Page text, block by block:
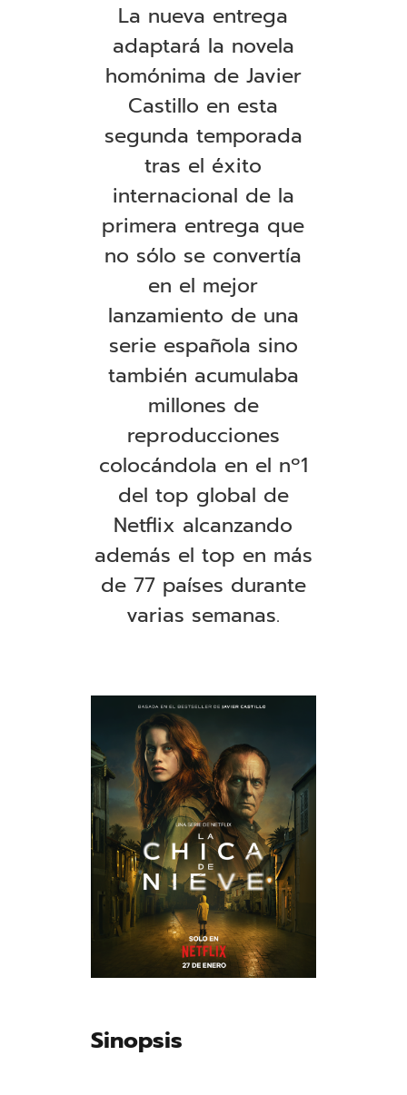
La nueva entrega
adaptará la novela
homónima de Javier
Castillo en esta
segunda temporada
tras el éxito
internacional de la
primera entrega que
no sólo se convertía
en el mejor
lanzamiento de una
serie española sino
también acumulaba
millones de
reproducciones
colocándola en el nº1
del top global de
Netflix alcanzando
además el top en más
de 77 países durante
varias semanas.
Sinopsis